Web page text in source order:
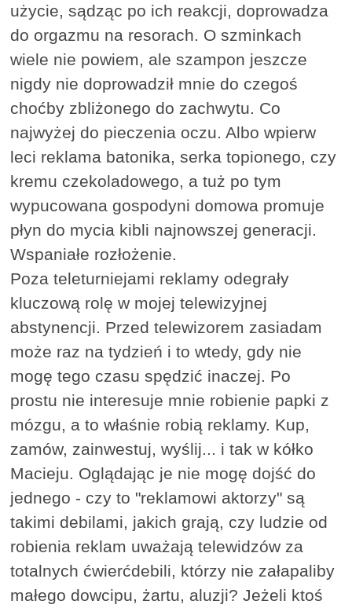
użycie, sądząc po ich reakcji, doprowadza
do orgazmu na resorach. O szminkach
wiele nie powiem, ale szampon jeszcze
nigdy nie doprowadził mnie do czegoś
choćby zbliżonego do zachwytu. Co
najwyżej do pieczenia oczu. Albo wpierw
leci reklama batonika, serka topionego, czy
kremu czekoladowego, a tuż po tym
wypucowana gospodyni domowa promuje
płyn do mycia kibli najnowszej generacji.
Wspaniałe rozłożenie.
Poza teleturniejami reklamy odegrały
kluczową rolę w mojej telewizyjnej
abstynencji. Przed telewizorem zasiadam
może raz na tydzień i to wtedy, gdy nie
mogę tego czasu spędzić inaczej. Po
prostu nie interesuje mnie robienie papki z
mózgu, a to właśnie robią reklamy. Kup,
zamów, zainwestuj, wyślij... i tak w kółko
Macieju. Oglądając je nie mogę dojść do
jednego - czy to "reklamowi aktorzy" są
takimi debilami, jakich grają, czy ludzie od
robienia reklam uważają telewidzów za
totalnych ćwierćdebili, którzy nie załapaliby
małego dowcipu, żartu, aluzji? Jeżeli ktoś